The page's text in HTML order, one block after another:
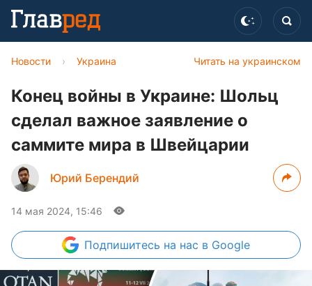
Читать на украинском
Новости › Украина
Конец войны в Украине: Шольц
сделал важное заявление о
саммите мира в Швейцарии
Юрий Берендий
14 мая 2024, 15:46
Подпишитесь на нас в Google